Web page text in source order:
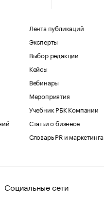
Лента публикаций
Эксперты
Выбор редакции
Кейсы
Вебинары
Мероприятия
Учебник РБК Компании
Статьи о бизнесе
Словарь PR и маркетинга
Социальные сети